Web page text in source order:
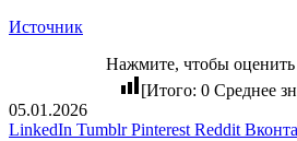
Источник
Нажмите, чтобы оценить
[Итого: 0 Среднее
05.01.2026
LinkedIn Tumblr Pinterest Reddit